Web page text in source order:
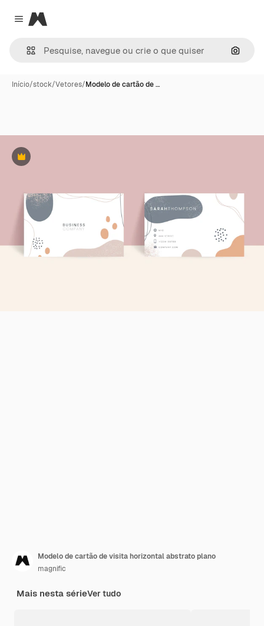
Close menu
Magnific
Início/stock/Vetores/Modelo de cartão de …
Premium
Modelo de cartão de visita horizontal abstrato plano
magnific
Mais nesta sérieVer tudo